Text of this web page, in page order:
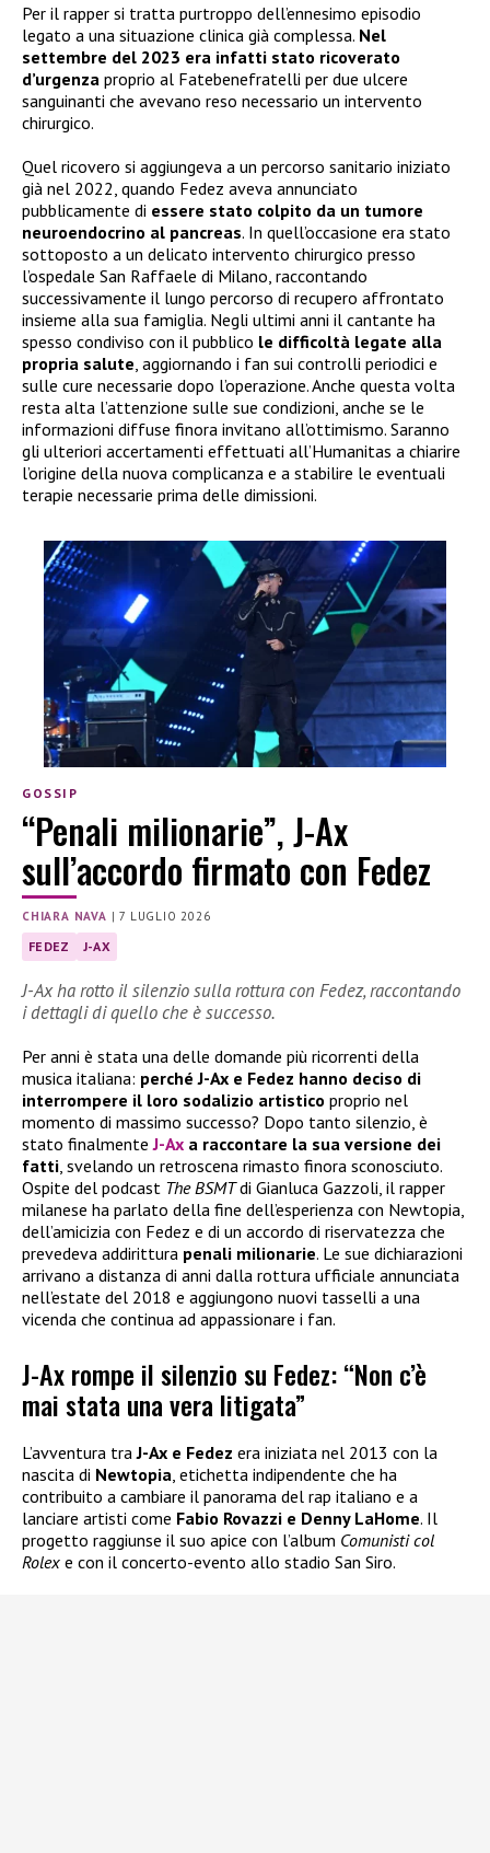
Per il rapper si tratta purtroppo dell’ennesimo episodio
legato a una situazione clinica già complessa. Nel
settembre del 2023 era infatti stato ricoverato
d’urgenza proprio al Fatebenefratelli per due ulcere
sanguinanti che avevano reso necessario un intervento
chirurgico.
Quel ricovero si aggiungeva a un percorso sanitario iniziato
già nel 2022, quando Fedez aveva annunciato
pubblicamente di essere stato colpito da un tumore
neuroendocrino al pancreas. In quell’occasione era stato
sottoposto a un delicato intervento chirurgico presso
l’ospedale San Raffaele di Milano, raccontando
successivamente il lungo percorso di recupero affrontato
insieme alla sua famiglia. Negli ultimi anni il cantante ha
spesso condiviso con il pubblico le difficoltà legate alla
propria salute , aggiornando i fan sui controlli periodici e
sulle cure necessarie dopo l’operazione. Anche questa volta
resta alta l’attenzione sulle sue condizioni, anche se le
informazioni diffuse finora invitano all’ottimismo. Saranno
gli ulteriori accertamenti effettuati all’Humanitas a chiarire
l’origine della nuova complicanza e a stabilire le eventuali
terapie necessarie prima delle dimissioni.
GOSSIP
“Penali milionarie”, J-Ax
sull’accordo firmato con Fedez
CHIARA NAVA |7 LUGLIO 2026
FEDEZ J-AX
J-Ax ha rotto il silenzio sulla rottura con Fedez, raccontando
i dettagli di quello che è successo.
Per anni è stata una delle domande più ricorrenti della
musica italiana: perché J-Ax e Fedez hanno deciso di
interrompere il loro sodalizio artistico proprio nel
momento di massimo successo? Dopo tanto silenzio, è
stato finalmenteJ-Ax a raccontare la sua versione dei
fatti, svelando un retroscena rimasto finora sconosciuto.
Ospite del podcast The BSMTdi Gianluca Gazzoli, il rapper
milanese ha parlato della fine dell’esperienza con Newtopia,
dell’amicizia con Fedez e di un accordo di riservatezza che
prevedeva addirittura penali milionarie. Le sue dichiarazioni
arrivano a distanza di anni dalla rottura ufficiale annunciata
nell’estate del 2018 e aggiungono nuovi tasselli a una
vicenda che continua ad appassionare i fan.
J-Ax rompe il silenzio su Fedez: “Non c’è
mai stata una vera litigata”
L’avventura traJ-Ax e Fedez era iniziata nel 2013 con la
nascita di Newtopia, etichetta indipendente che ha
contribuito a cambiare il panorama del rap italiano e a
lanciare artisti come Fabio Rovazzi e Denny LaHome. Il
progetto raggiunse il suo apice con l’album Comunisti col
Rolex e con il concerto-evento allo stadio San Siro.